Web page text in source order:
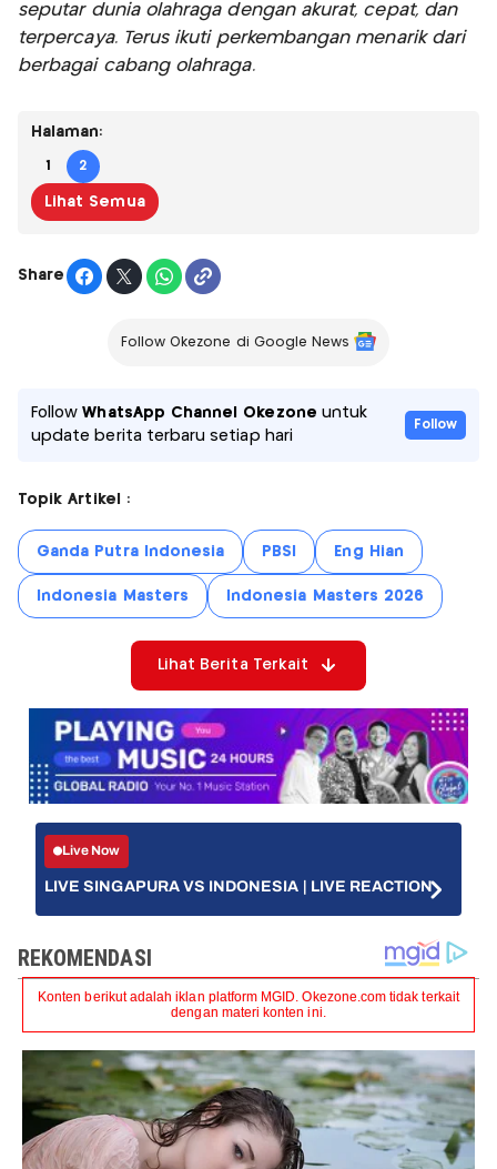
seputar dunia olahraga dengan akurat, cepat, dan
terpercaya. Terus ikuti perkembangan menarik dari
berbagai cabang olahraga.
Halaman:
1 2
Lihat Semua
Share
Follow Okezone di Google News
FollowWhatsApp Channel Okezone untuk
update berita terbaru setiap hari
Follow
Topik Artikel :
Ganda Putra Indonesia PBSI Eng Hian
Indonesia Masters Indonesia Masters 2026
Lihat Berita Terkait
Live Now
LIVE SINGAPURA VS INDONESIA | LIVE REACTION